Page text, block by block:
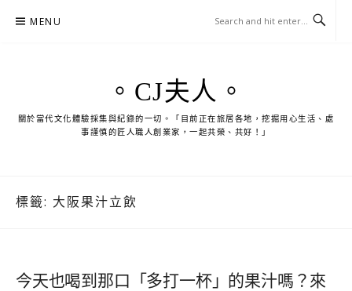
MENU
。CJ夫人。
關於當代文化體驗採集與紀錄的一切。「目前正在旅居各地，挖掘用心生活、處
事謹慎的匠人職人創業家，一起共榮、共好！」
標籤: 大阪果汁立飲
今天也喝到那口「多打一杯」的果汁嗎？來